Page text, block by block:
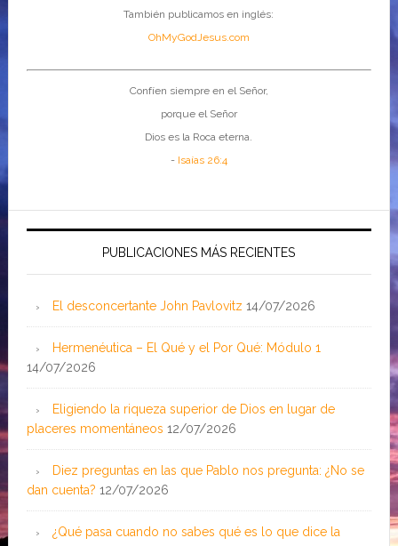
También publicamos en inglés:
OhMyGodJesus.com
Confíen siempre en el Señor,
porque el Señor
Dios es la Roca eterna.
- Isaías 26:4
PUBLICACIONES MÁS RECIENTES
El desconcertante John Pavlovitz 14/07/2026
Hermenéutica – El Qué y el Por Qué: Módulo 1
14/07/2026
Eligiendo la riqueza superior de Dios en lugar de
placeres momentáneos 12/07/2026
Diez preguntas en las que Pablo nos pregunta: ¿No se
dan cuenta? 12/07/2026
¿Qué pasa cuando no sabes qué es lo que dice la